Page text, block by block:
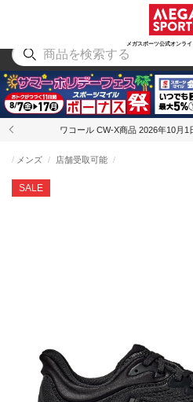
メガスポーツ公式オンラ
アウトドア
ワコール CW-X商品 2026年10月
SALE
メンズ 店舗受取可能